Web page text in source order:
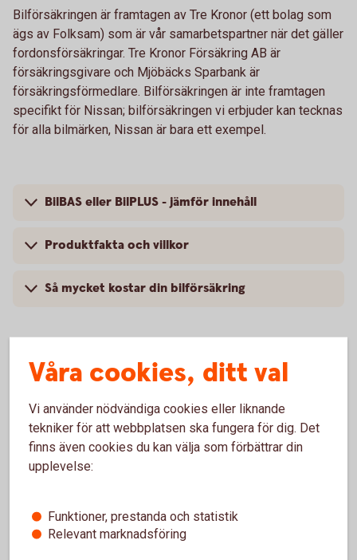
Bilförsäkringen är framtagen av Tre Kronor (ett bolag som
ägs av Folksam) som är vår samarbetspartner när det gäller
fordonsförsäkringar. Tre Kronor Försäkring AB är
försäkringsgivare och Mjöbäcks Sparbank är
försäkringsförmedlare. Bilförsäkringen är inte framtagen
specifikt för Nissan; bilförsäkringen vi erbjuder kan tecknas
för alla bilmärken, Nissan är bara ett exempel.
BilBAS eller BilPLUS - jämför innehåll
Produktfakta och villkor
Så mycket kostar din bilförsäkring
Vanliga frågor om att försäkra
Nissan
Trafik, hel och halv – vad är det för skillnad på
försäkringarna?
När slutar den tidigare ägarens försäkring att
gälla?
Våra cookies, ditt val
Vi använder nödvändiga cookies eller liknande
tekniker för att webbplatsen ska fungera för dig. Det
finns även cookies du kan välja som förbättrar din
upplevelse:
Funktioner, prestanda och statistik
Relevant marknadsföring